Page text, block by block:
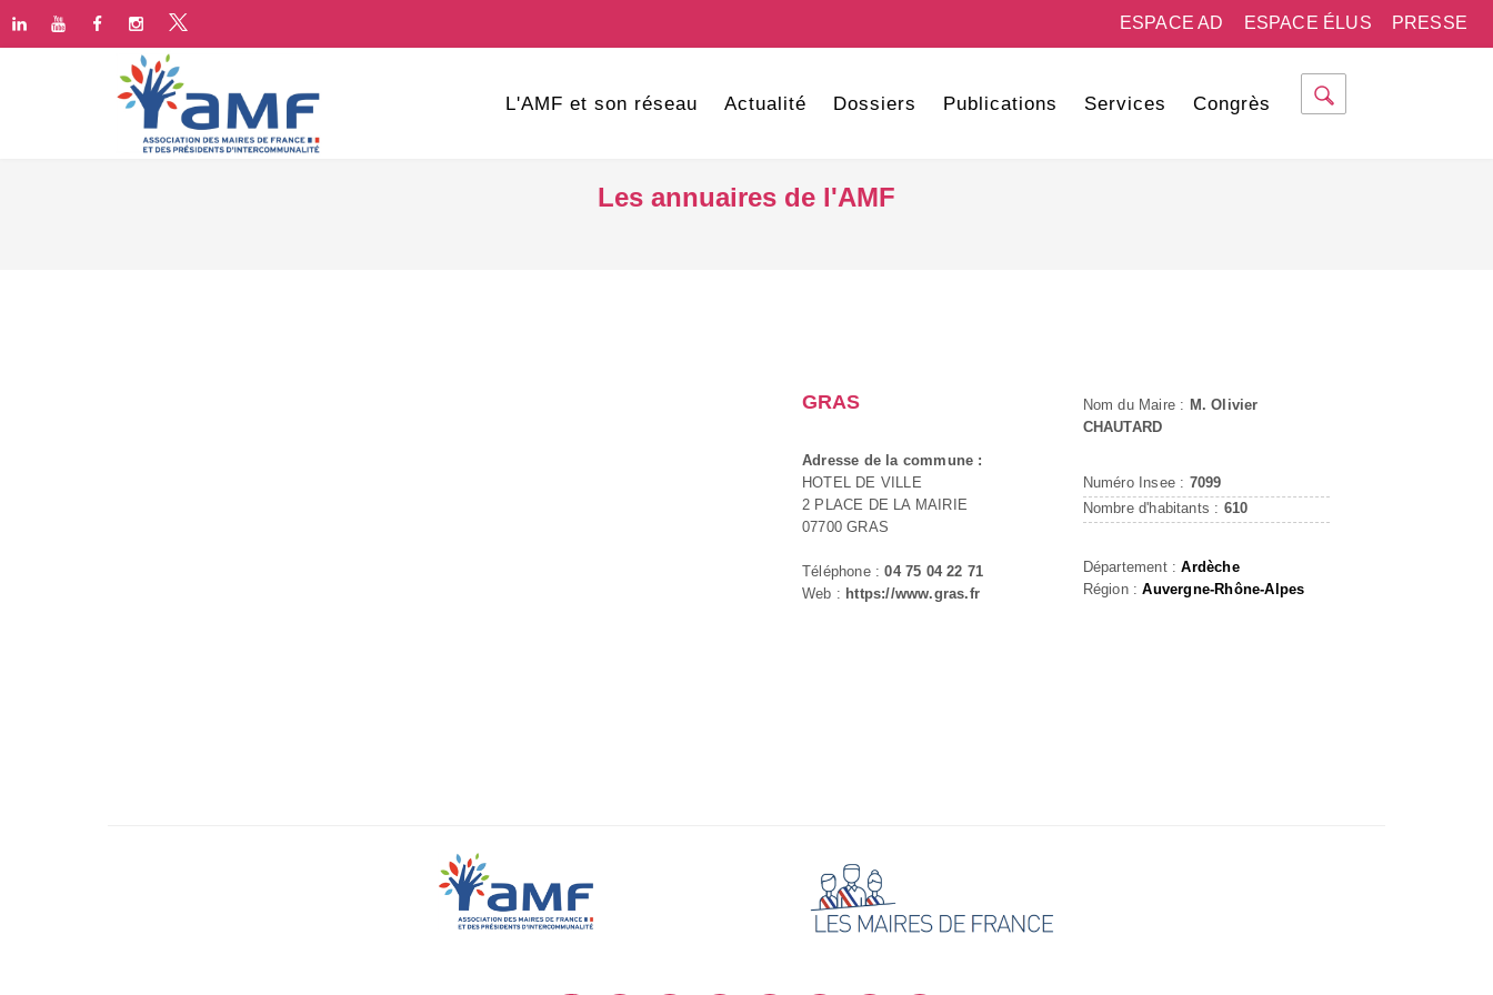
PRESSE
ESPACE ÉLUS
ESPACE AD
L'AMF et son réseau Actualité Dossiers Publications Services Congrès
Les annuaires de l'AMF
GRAS
Adresse de la commune :
HOTEL DE VILLE
2 PLACE DE LA MAIRIE
07700 GRAS
Téléphone :04 75 04 22 71
Web : https://www.gras.fr
Nom du Maire : M. Olivier
CHAUTARD
Numéro Insee : 7099
Nombre d'habitants : 610
Département :Ardèche
Région :Auvergne-Rhône-Alpes